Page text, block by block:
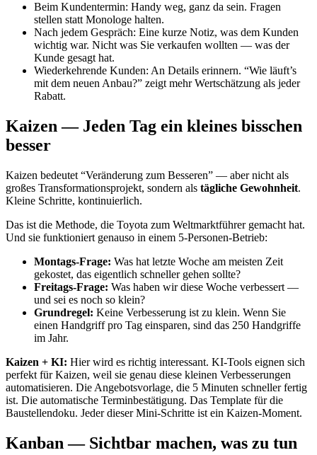
Beim Kundentermin: Handy weg, ganz da sein. Fragen
stellen statt Monologe halten.
Nach jedem Gespräch: Eine kurze Notiz, was dem Kunden
wichtig war. Nicht was Sie verkaufen wollten — was der
Kunde gesagt hat.
Wiederkehrende Kunden: An Details erinnern. “Wie läuft’s
mit dem neuen Anbau?” zeigt mehr Wertschätzung als jeder
Rabatt.
Kaizen — Jeden Tag ein kleines bisschen
besser
Kaizen bedeutet “Veränderung zum Besseren” — aber nicht als
großes Transformationsprojekt, sondern als tägliche Gewohnheit.
Kleine Schritte, kontinuierlich.
Das ist die Methode, die Toyota zum Weltmarktführer gemacht hat.
Und sie funktioniert genauso in einem 5-Personen-Betrieb:
Montags-Frage: Was hat letzte Woche am meisten Zeit
gekostet, das eigentlich schneller gehen sollte?
Freitags-Frage: Was haben wir diese Woche verbessert —
und sei es noch so klein?
Grundregel: Keine Verbesserung ist zu klein. Wenn Sie
einen Handgriff pro Tag einsparen, sind das 250 Handgriffe
im Jahr.
Kaizen + KI: Hier wird es richtig interessant. KI-Tools eignen sich
perfekt für Kaizen, weil sie genau diese kleinen Verbesserungen
automatisieren. Die Angebotsvorlage, die 5 Minuten schneller fertig
ist. Die automatische Terminbestätigung. Das Template für die
Baustellendoku. Jeder dieser Mini-Schritte ist ein Kaizen-Moment.
Kanban — Sichtbar machen, was zu tun